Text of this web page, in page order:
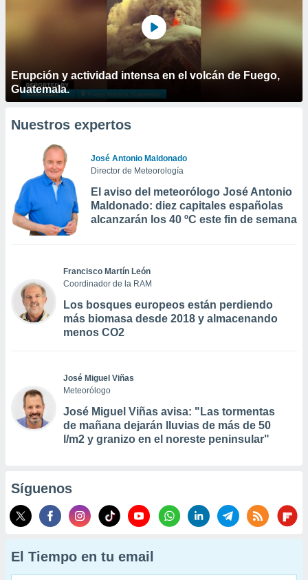
Erupción y actividad intensa en el volcán de Fuego,
Guatemala.
Nuestros expertos
José Antonio Maldonado
Director de Meteorología
El aviso del meteorólogo José Antonio
Maldonado: diez capitales españolas
alcanzarán los 40 ºC este fin de semana
Francisco Martín León
Coordinador de la RAM
Los bosques europeos están perdiendo
más biomasa desde 2018 y almacenando
menos CO2
José Miguel Viñas
Meteorólogo
José Miguel Viñas avisa: "Las tormentas
de mañana dejarán lluvias de más de 50
l/m2 y granizo en el noreste peninsular"
Síguenos
El Tiempo en tu email